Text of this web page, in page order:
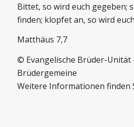
Bittet, so wird euch gegeben;
finden; klopfet an, so wird
Matthäus 7,7
© Evangelische Brüder-
Brüdergemeine
Weitere Informationen finden